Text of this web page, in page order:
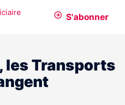
S'abonner
les Transports